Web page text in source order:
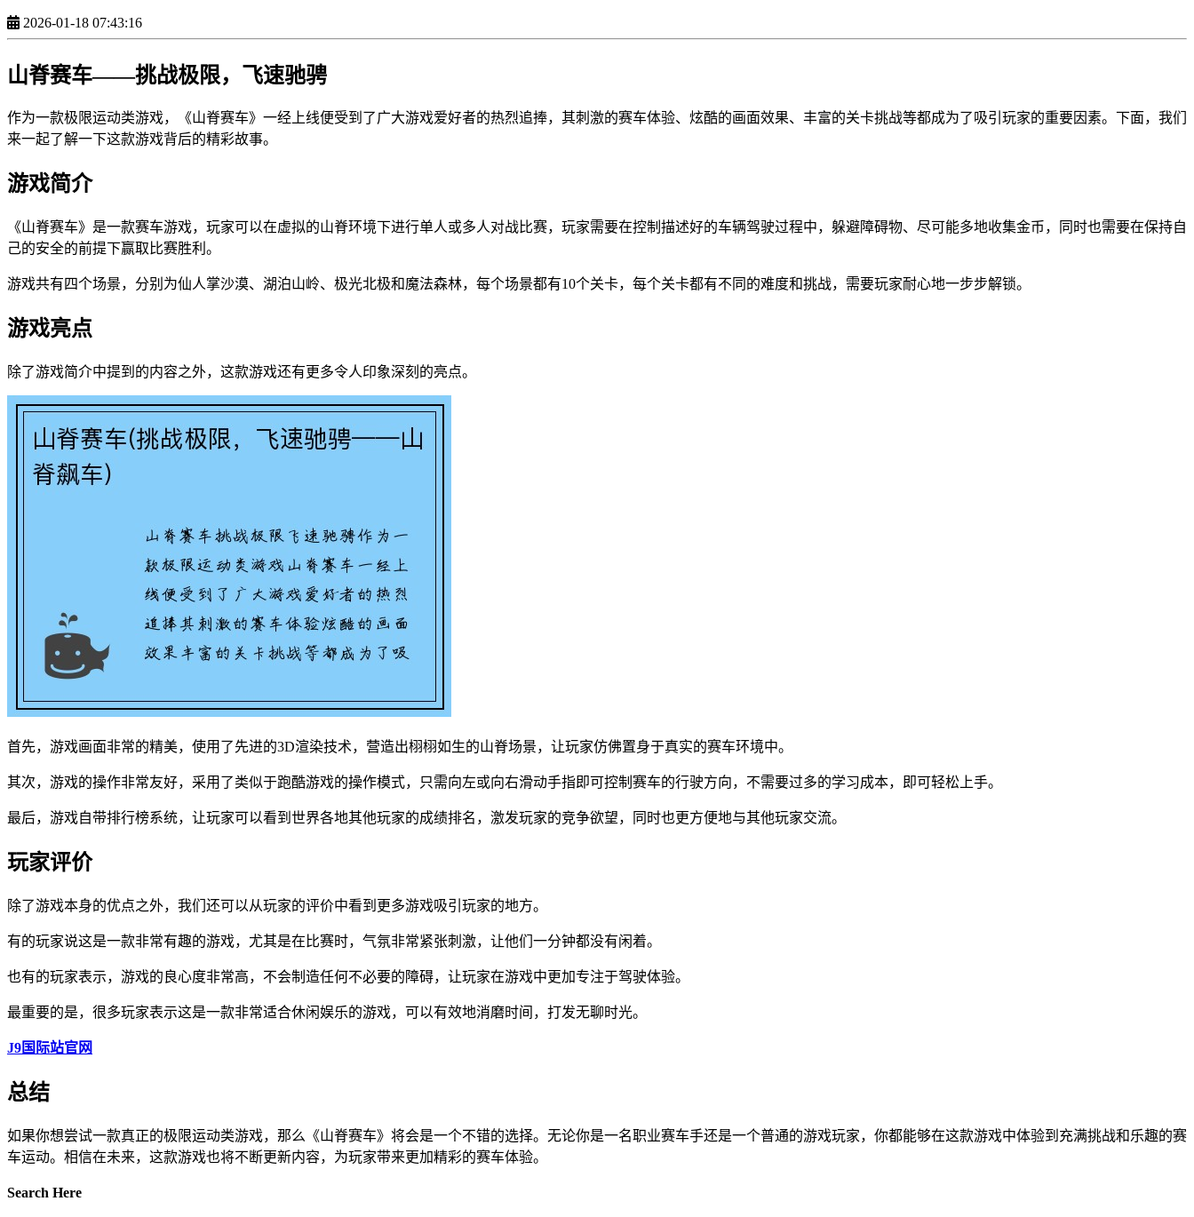
2026-01-18 07:43:16
山脊赛车——挑战极限，飞速驰骋
作为一款极限运动类游戏，《山脊赛车》一经上线便受到了广大游戏爱好者的热烈追捧，其刺激的赛车体验、炫酷的画面效果、丰富的关卡挑战等都成为了吸引玩家的重要因素。下面，我们
来一起了解一下这款游戏背后的精彩故事。
游戏简介
《山脊赛车》是一款赛车游戏，玩家可以在虚拟的山脊环境下进行单人或多人对战比赛，玩家需要在控制描述好的车辆驾驶过程中，躲避障碍物、尽可能多地收集金币，同时也需要在保持自
己的安全的前提下赢取比赛胜利。
游戏共有四个场景，分别为仙人掌沙漠、湖泊山岭、极光北极和魔法森林，每个场景都有10个关卡，每个关卡都有不同的难度和挑战，需要玩家耐心地一步步解锁。
游戏亮点
除了游戏简介中提到的内容之外，这款游戏还有更多令人印象深刻的亮点。
首先，游戏画面非常的精美，使用了先进的3D渲染技术，营造出栩栩如生的山脊场景，让玩家仿佛置身于真实的赛车环境中。
其次，游戏的操作非常友好，采用了类似于跑酷游戏的操作模式，只需向左或向右滑动手指即可控制赛车的行驶方向，不需要过多的学习成本，即可轻松上手。
最后，游戏自带排行榜系统，让玩家可以看到世界各地其他玩家的成绩排名，激发玩家的竞争欲望，同时也更方便地与其他玩家交流。
玩家评价
除了游戏本身的优点之外，我们还可以从玩家的评价中看到更多游戏吸引玩家的地方。
有的玩家说这是一款非常有趣的游戏，尤其是在比赛时，气氛非常紧张刺激，让他们一分钟都没有闲着。
也有的玩家表示，游戏的良心度非常高，不会制造任何不必要的障碍，让玩家在游戏中更加专注于驾驶体验。
最重要的是，很多玩家表示这是一款非常适合休闲娱乐的游戏，可以有效地消磨时间，打发无聊时光。
J9国际站官网
总结
如果你想尝试一款真正的极限运动类游戏，那么《山脊赛车》将会是一个不错的选择。无论你是一名职业赛车手还是一个普通的游戏玩家，你都能够在这款游戏中体验到充满挑战和乐趣的赛
车运动。相信在未来，这款游戏也将不断更新内容，为玩家带来更加精彩的赛车体验。
Search Here